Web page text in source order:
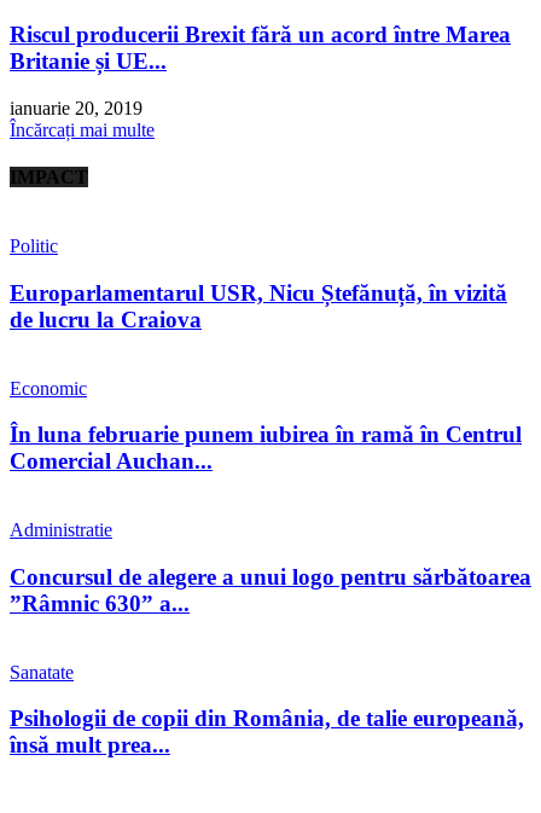
Riscul producerii Brexit fără un acord între Marea
Britanie și UE...
ianuarie 20, 2019
Încărcați mai multe
IMPACT
Politic
Europarlamentarul USR, Nicu Ștefănuță, în vizită
de lucru la Craiova
Economic
În luna februarie punem iubirea în ramă în Centrul
Comercial Auchan...
Administratie
Concursul de alegere a unui logo pentru sărbătoarea
”Râmnic 630” a...
Sanatate
Psihologii de copii din România, de talie europeană,
însă mult prea...